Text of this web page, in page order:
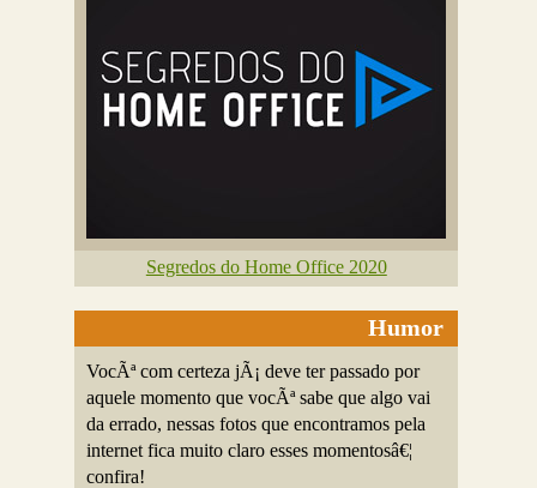
Segredos do Home Office 2020
Humor
VocÃª com certeza jÃ¡ deve ter passado por
aquele momento que vocÃª sabe que algo vai
da errado, nessas fotos que encontramos pela
internet fica muito claro esses momentosâ€¦
confira!